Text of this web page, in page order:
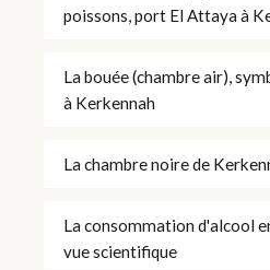
poissons, port El Attaya à
La bouée (chambre air),
à Kerkennah
La chambre noire de
La consommation d'alcool
vue scientifique